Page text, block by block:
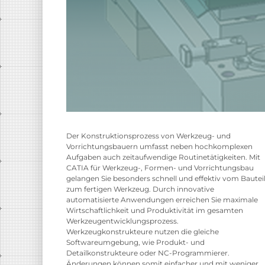
Der Konstruktionsprozess von Werkzeug- und
Vorrichtungsbauern umfasst neben hochkomplexen
Aufgaben auch zeitaufwendige Routinetätigkeiten. Mit
CATIA für Werkzeug-, Formen- und Vorrichtungsbau
gelangen Sie besonders schnell und effektiv vom Bauteil
zum fertigen Werkzeug. Durch innovative
automatisierte Anwendungen erreichen Sie maximale
Wirtschaftlichkeit und Produktivität im gesamten
Werkzeugentwicklungsprozess.
Werkzeugkonstrukteure nutzen die gleiche
Softwareumgebung, wie Produkt- und
Detailkonstrukteure oder NC-Programmierer.